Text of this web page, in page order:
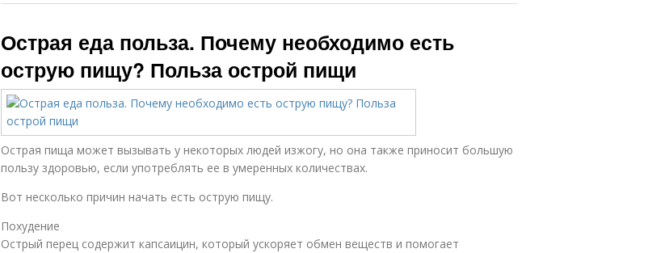
Острая еда польза. Почему необходимо есть
острую пищу? Польза острой пищи
Острая пища может вызывать у некоторых людей изжогу, но она также приносит большую
пользу здоровью, если употреблять ее в умеренных количествах.
Вот несколько причин начать есть острую пищу.
Похудение
Острый перец содержит капсаицин, который ускоряет обмен веществ и помогает